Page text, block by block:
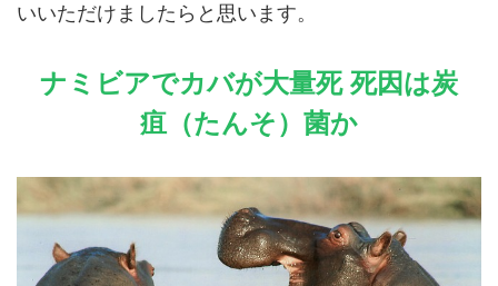
いいただけましたらと思います。
ナミビアでカバが大量死 死因は炭
疽（たんそ）菌か